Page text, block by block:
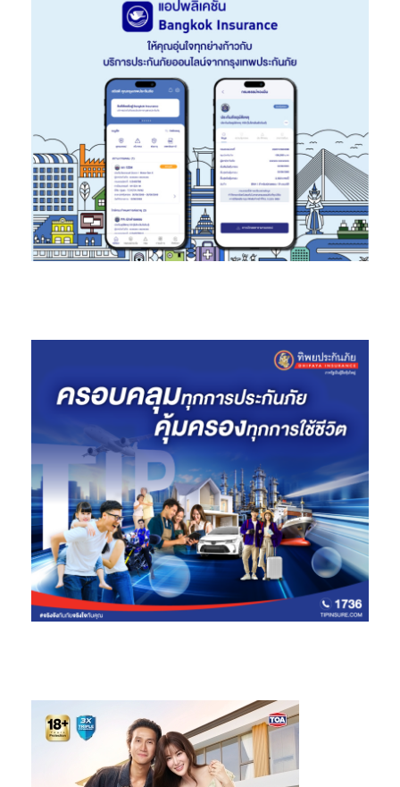
คุณภาพ สามารถนำพันธุ์ไปขยายหรือปลูกเองได้ในอนาคต รวมทั้งสร้าง
ผลผลิตที่มีคุณภาพให้กับครัวเรือน สร้างความแข็งแรงมั่นคงให้เกิดกับ
ตนเองและครอบครัวอย่างยั่งยืน”นายทวีพงษ์กล่าวท้าย